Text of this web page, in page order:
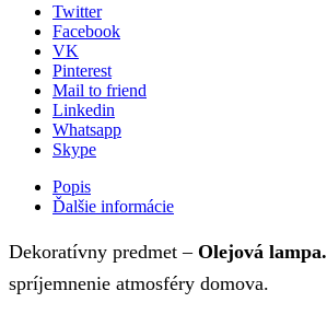
Twitter
Facebook
VK
Pinterest
Mail to friend
Linkedin
Whatsapp
Skype
Popis
Ďalšie informácie
Dekoratívny predmet – Olejová lampa.
spríjemnenie atmosféry domova.